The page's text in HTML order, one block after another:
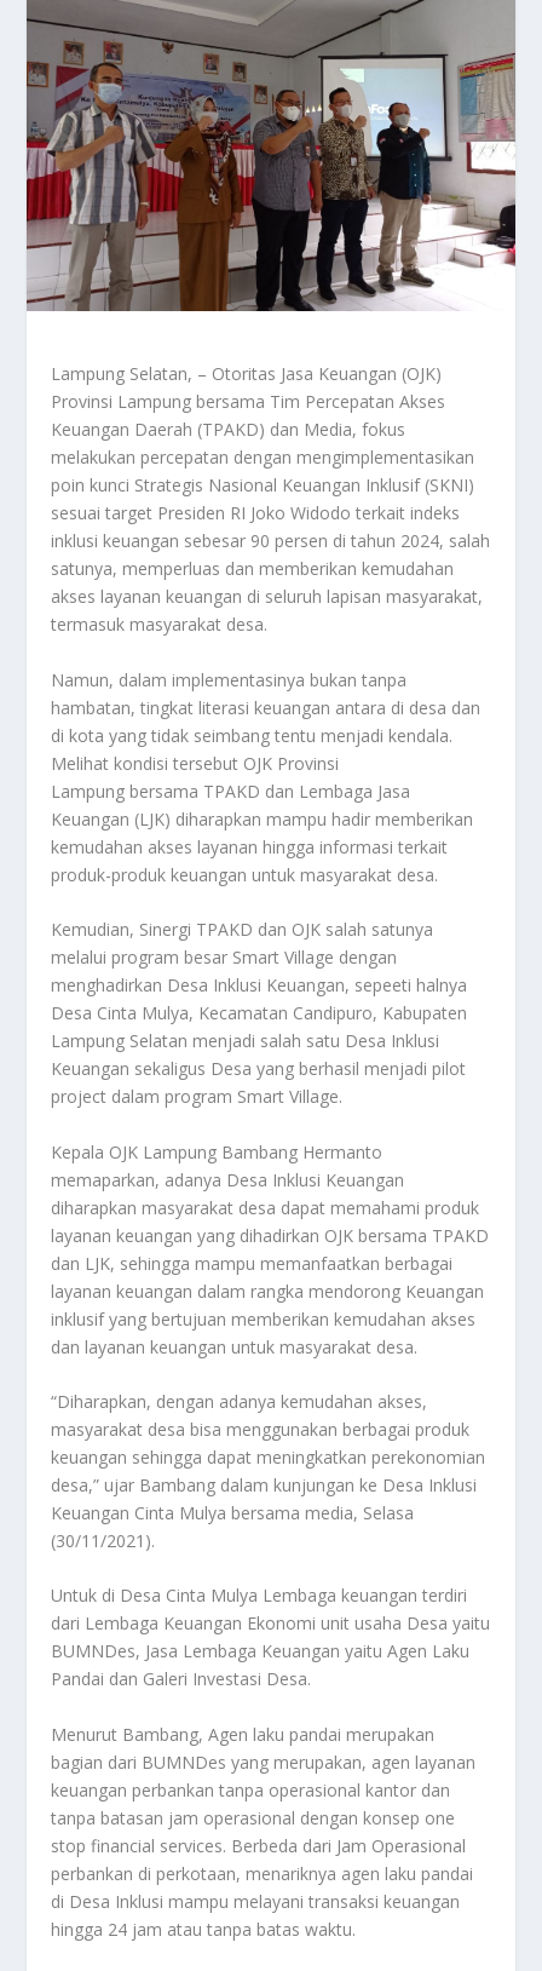
Lampung Selatan, – Otoritas Jasa Keuangan (OJK)
Provinsi Lampung bersama Tim Percepatan Akses
Keuangan Daerah (TPAKD) dan Media, fokus
melakukan percepatan dengan mengimplementasikan
poin kunci Strategis Nasional Keuangan Inklusif (SKNI)
sesuai target Presiden RI Joko Widodo terkait indeks
inklusi keuangan sebesar 90 persen di tahun 2024, salah
satunya, memperluas dan memberikan kemudahan
akses layanan keuangan di seluruh lapisan masyarakat,
termasuk masyarakat desa.
Namun, dalam implementasinya bukan tanpa
hambatan, tingkat literasi keuangan antara di desa dan
di kota yang tidak seimbang tentu menjadi kendala.
Melihat kondisi tersebut OJK Provinsi
Lampung bersama TPAKD dan Lembaga Jasa
Keuangan (LJK) diharapkan mampu hadir memberikan
kemudahan akses layanan hingga informasi terkait
produk-produk keuangan untuk masyarakat desa.
Kemudian, Sinergi TPAKD dan OJK salah satunya
melalui program besar Smart Village dengan
menghadirkan Desa Inklusi Keuangan, sepeeti halnya
Desa Cinta Mulya, Kecamatan Candipuro, Kabupaten
Lampung Selatan menjadi salah satu Desa Inklusi
Keuangan sekaligus Desa yang berhasil menjadi pilot
project dalam program Smart Village.
Kepala OJK Lampung Bambang Hermanto
memaparkan, adanya Desa Inklusi Keuangan
diharapkan masyarakat desa dapat memahami produk
layanan keuangan yang dihadirkan OJK bersama TPAKD
dan LJK, sehingga mampu memanfaatkan berbagai
layanan keuangan dalam rangka mendorong Keuangan
inklusif yang bertujuan memberikan kemudahan akses
dan layanan keuangan untuk masyarakat desa.
“Diharapkan, dengan adanya kemudahan akses,
masyarakat desa bisa menggunakan berbagai produk
keuangan sehingga dapat meningkatkan perekonomian
desa,” ujar Bambang dalam kunjungan ke Desa Inklusi
Keuangan Cinta Mulya bersama media, Selasa
(30/11/2021).
Untuk di Desa Cinta Mulya Lembaga keuangan terdiri
dari Lembaga Keuangan Ekonomi unit usaha Desa yaitu
BUMNDes, Jasa Lembaga Keuangan yaitu Agen Laku
Pandai dan Galeri Investasi Desa.
Menurut Bambang, Agen laku pandai merupakan
bagian dari BUMNDes yang merupakan, agen layanan
keuangan perbankan tanpa operasional kantor dan
tanpa batasan jam operasional dengan konsep one
stop financial services. Berbeda dari Jam Operasional
perbankan di perkotaan, menariknya agen laku pandai
di Desa Inklusi mampu melayani transaksi keuangan
hingga 24 jam atau tanpa batas waktu.